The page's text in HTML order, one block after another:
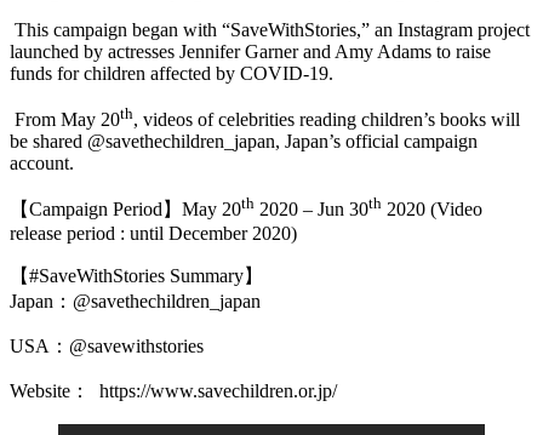
This campaign began with “SaveWithStories,” an Instagram project
launched by actresses Jennifer Garner and Amy Adams to raise
funds for children affected by COVID-19.
From May 20th, videos of celebrities reading children’s books will
be shared @savethechildren_japan, Japan’s official campaign
account.
【Campaign Period】 May 20th 2020 – Jun 30th 2020 (Video
release period : until December 2020)
【#SaveWithStories Summary】
Japan ： @savethechildren_japan
USA： @savewithstories
Website： https://www.savechildren.or.jp/